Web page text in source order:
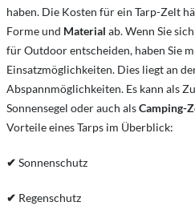
haben. Die Kosten für ein Tarp-Zelt
Forme und Material ab. Wenn Sie
für Outdoor entscheiden, haben Sie
Einsatzmöglichkeiten. Dies liegt an
Abspannmöglichkeiten. Es kann als
Sonnensegel oder auch alsCamping-
Vorteile eines Tarps im Überblick:
✔ Sonnenschutz
✔ Regenschutz